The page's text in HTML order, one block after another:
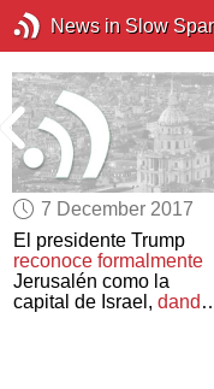
News in Slow
7 December 2017
El presidente Trump
reconoce formalmente
Jerusalén como la
capital de Israel,dando